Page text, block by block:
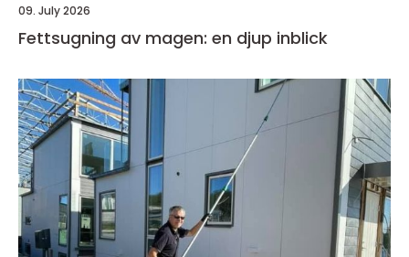
09. July 2026
Fettsugning av magen: en djup inblick